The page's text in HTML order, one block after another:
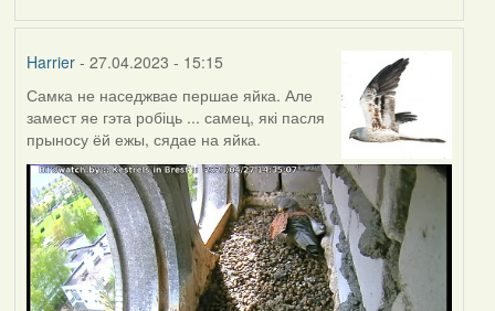
Harrier- 27.04.2023 - 15:15
Самка не наседжвае першае яйка. Але
замест яе гэта робіць ... самец, які пасля
прыносу ёй ежы, сядае на яйка.